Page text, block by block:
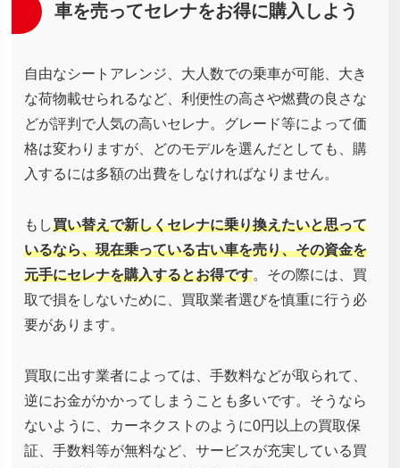
車を売ってセレナをお得に購入しよう
自由なシートアレンジ、大人数での乗車が可能、大き
な荷物載せられるなど、利便性の高さや燃費の良さな
どが評判で人気の高いセレナ。グレード等によって価
格は変わりますが、どのモデルを選んだとしても、購
入するには多額の出費をしなければなりません。
もし買い替えで新しくセレナに乗り換えたいと思って
いるなら、現在乗っている古い車を売り、その資金を
元手にセレナを購入するとお得です。その際には、買
取で損をしないために、買取業者選びを慎重に行う必
要があります。
買取に出す業者によっては、手数料などが取られて、
逆にお金がかかってしまうことも多いです。そうなら
ないように、カーネクストのように0円以上の買取保
証、手数料等が無料など、サービスが充実している買